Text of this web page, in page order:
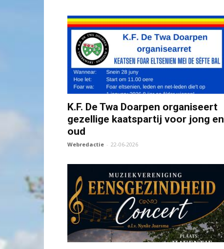
K.F. De Twa Doarpen organiseert
gezellige kaatspartij voor jong en
oud
Webredactie - 22-06-2026